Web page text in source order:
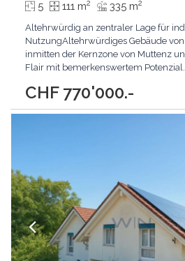
CHF 770'000.-
5 111 m2 335 m2
Altehrwürdig an zentraler Lage für
NutzungAltehrwürdiges Gebäude
inmitten der Kernzone von Muttenz
Flair mit bemerkenswertem
Eingangsbereich von 25 m2 durch
überzeugt. Eine angrenzende Schür